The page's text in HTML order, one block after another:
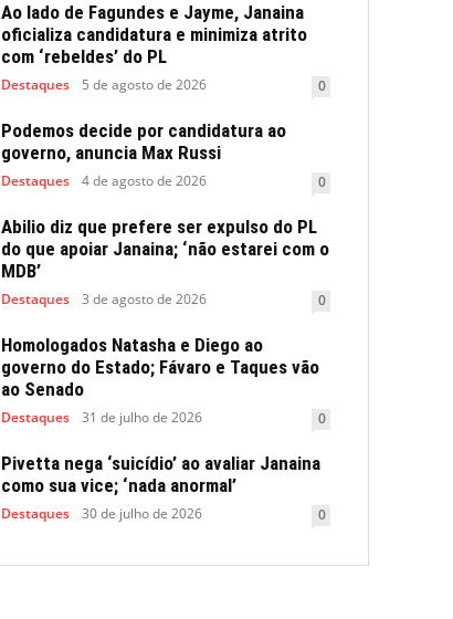
Ao lado de Fagundes e Jayme, Janaina
oficializa candidatura e minimiza atrito
com ‘rebeldes’ do PL
Destaques 5 de agosto de 2026 0
Podemos decide por candidatura ao
governo, anuncia Max Russi
Destaques 4 de agosto de 2026 0
Abilio diz que prefere ser expulso do PL
do que apoiar Janaina; ‘não estarei com o
MDB’
Destaques 3 de agosto de 2026 0
Homologados Natasha e Diego ao
governo do Estado; Fávaro e Taques vão
ao Senado
Destaques 31 de julho de 2026 0
Pivetta nega ‘suicídio’ ao avaliar Janaina
como sua vice; ‘nada anormal’
Destaques 30 de julho de 2026 0